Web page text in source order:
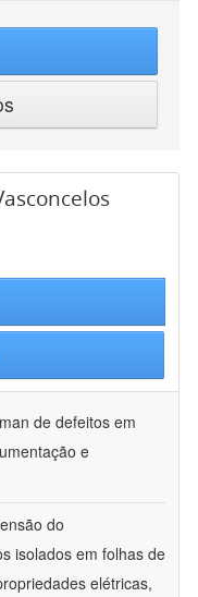
de defeitos em
e
do
isolados em folhas de
elétricas,